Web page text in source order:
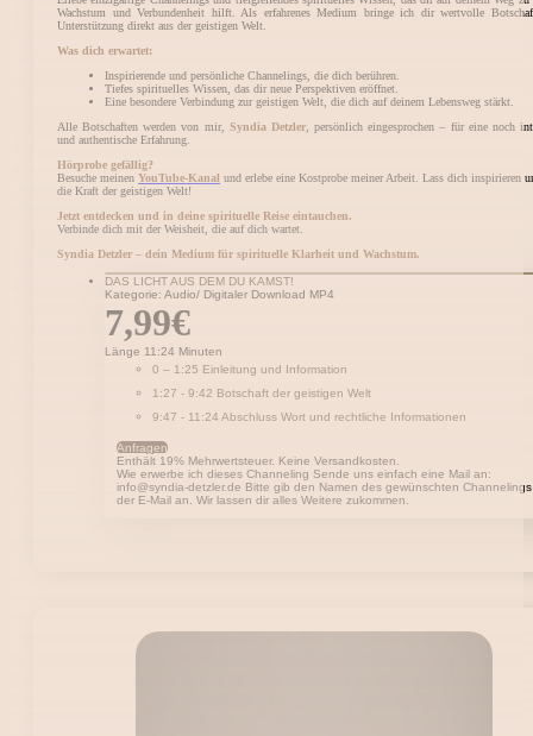
Wachstum und Verbundenheit hilft. Als erfahrenes Medium bringe ich dir wertvolle
Unterstützung direkt aus der geistigen Welt.
Was dich erwartet:
Inspirierende und persönliche Channelings, die dich berühren.
Tiefes spirituelles Wissen, das dir neue Perspektiven eröffnet.
Eine besondere Verbindung zur geistigen Welt, die dich auf deinem Lebensweg stärkt.
Alle Botschaften werden von mir, Syndia Detzler, persönlich eingesprochen – für eine noch
und authentische Erfahrung.
Hörprobe gefällig?
Besuche meinen YouTube-Kanal und erlebe eine Kostprobe meiner Arbeit. Lass dich inspirieren
die Kraft der geistigen Welt!
Jetzt entdecken und in deine spirituelle Reise eintauchen.
Verbinde dich mit der Weisheit, die auf dich wartet.
Syndia Detzler – dein Medium für spirituelle Klarheit und Wachstum.
DAS LICHT AUS DEM DU KAMST!
Kategorie: Audio/ Digitaler Download MP4
7,99€
Länge 11:24 Minuten
0 – 1:25 Einleitung und Information
1:27 - 9:42 Botschaft der geistigen Welt
9:47 - 11:24 Abschluss Wort und rechtliche Informationen
Anfragen
Enthält 19% Mehrwertsteuer. Keine Versandkosten.
Wie erwerbe ich dieses Channeling Sende uns einfach eine Mail an:
info@syndia-detzler.de Bitte gib den Namen des gewünschten
der E-Mail an. Wir lassen dir alles Weitere zukommen.